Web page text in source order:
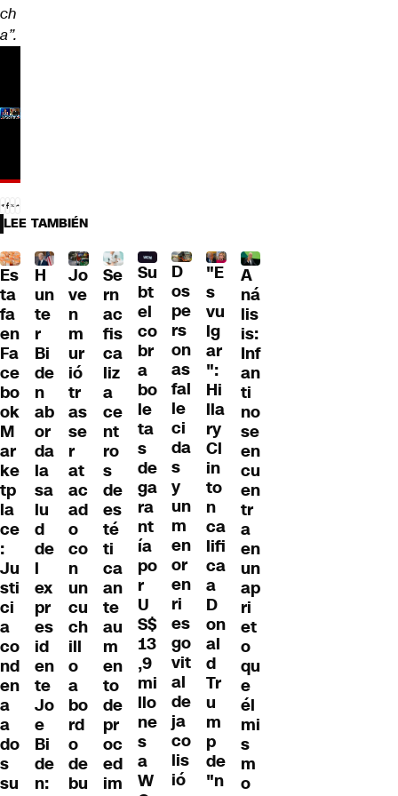
ch
a”.
LEE TAMBIÉN
Es
ta
fa
en
Fa
ce
bo
ok
M
ar
ke
tp
la
ce
:
Ju
sti
ci
a
co
nd
en
a
a
do
s
su
H
un
te
r
Bi
de
n
ab
or
da
la
sa
lu
d
de
l
ex
pr
es
id
en
te
Jo
e
Bi
de
n:
Jo
ve
n
m
ur
ió
tr
as
se
r
at
ac
ad
o
co
n
un
cu
ch
ill
o
a
bo
rd
o
de
bu
Se
rn
ac
fis
ca
liz
a
ce
nt
ro
s
de
es
té
ti
ca
an
te
au
m
en
to
de
pr
oc
ed
im
Su
bt
el
co
br
a
bo
le
ta
s
de
ga
ra
nt
ía
po
r
U
S$
13
,9
mi
llo
ne
s
a
W
D
os
pe
rs
on
as
fal
le
ci
da
s
y
un
m
en
or
en
ri
es
go
vit
al
de
ja
co
lis
ió
"E
s
vu
lg
ar
":
Hi
lla
ry
Cl
in
to
n
ca
lifi
ca
a
D
on
al
d
Tr
u
m
p
de
"n
A
ná
lis
is:
Inf
an
ti
no
se
en
cu
en
tr
a
en
un
ap
ri
et
o
qu
e
él
mi
s
m
o